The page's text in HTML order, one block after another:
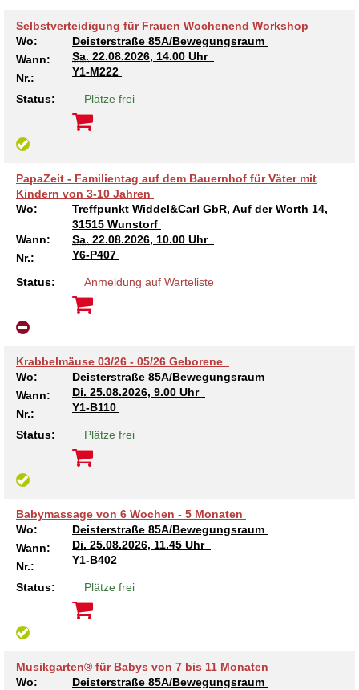
Selbstverteidigung für Frauen Wochenend Workshop
Wo:
Deisterstraße 85A/Bewegungsraum
Wann:
Sa. 22.08.2026, 14.00 Uhr
Nr.:
Y1-M222
Status: Plätze frei
PapaZeit - Familientag auf dem Bauernhof für Väter mit
Kindern von 3-10 Jahren
Wo:
Treffpunkt Widdel&Carl GbR, Auf der Worth 14,
31515 Wunstorf
Wann:
Sa. 22.08.2026, 10.00 Uhr
Nr.:
Y6-P407
Status: Anmeldung auf Warteliste
Krabbelmäuse 03/26 - 05/26 Geborene
Wo:
Deisterstraße 85A/Bewegungsraum
Wann:
Di. 25.08.2026, 9.00 Uhr
Nr.:
Y1-B110
Status: Plätze frei
Babymassage von 6 Wochen - 5 Monaten
Wo:
Deisterstraße 85A/Bewegungsraum
Wann:
Di. 25.08.2026, 11.45 Uhr
Nr.:
Y1-B402
Status: Plätze frei
Musikgarten® für Babys von 7 bis 11 Monaten
Wo:
Deisterstraße 85A/Bewegungsraum